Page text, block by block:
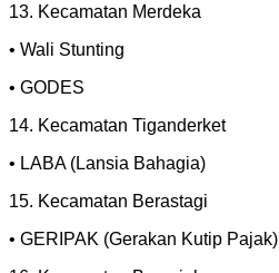
13. Kecamatan Merdeka
• Wali Stunting
• GODES
14. Kecamatan Tiganderket
• LABA (Lansia Bahagia)
15. Kecamatan Berastagi
• GERIPAK (Gerakan Kutip Pajak)